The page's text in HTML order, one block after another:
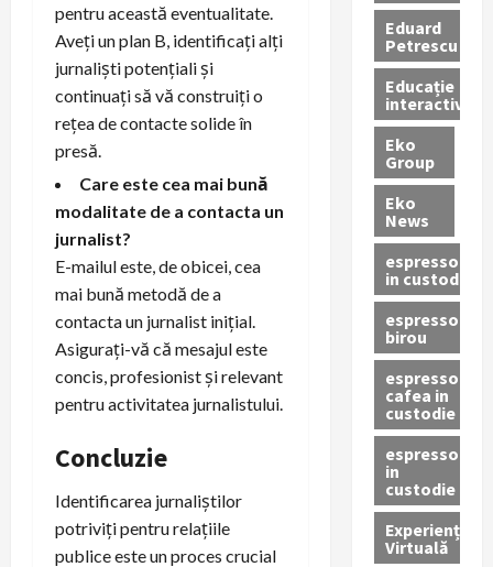
pentru această eventualitate.
Aveți un plan B, identificați alți
jurnaliști potențiali și
continuați să vă construiți o
rețea de contacte solide în
presă.
Care este cea mai bună
modalitate de a contacta un
jurnalist?
E-mailul este, de obicei, cea
mai bună metodă de a
contacta un jurnalist inițial.
Asigurați-vă că mesajul este
concis, profesionist și relevant
pentru activitatea jurnalistului.
Concluzie
Identificarea jurnaliștilor
potriviți pentru relațiile
publice este un proces crucial
Eduard
Petrescu
Educație
interactivă
Eko
Group
Eko
News
espressoare
in custodie
espressor
birou
espressor
cafea in
custodie
espressor
in
custodie
Experiență
Virtuală